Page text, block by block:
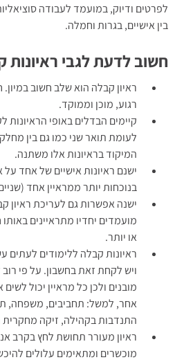
לפרטים ודיוק, במועמד לעבודה
בין אישיים, בגרות וחמלה.
חשוב לדעת לגבי ראיונות
ראיון קבלה הוא שלב חשוב
רגוע, מוכן וממוקד.
קיימים הבדלים באופי הראיונות
לעומת תואר שני כמו גם בין
המיקוד בראיונות אלו משתנה.
ישנם ראיונות אישיים של אחד על
בנוכחות יותר ממראיין אחד
ישנה אפשרות גם לעריכת ראיון
מועמדים יחדיו מתראיינים
או יותר.
ראיונות קבלה ללימודים לעתים
ויש לקחת זאת בחשבון. על פי
מובנים ולכן כל מראיין יכול
אחר, למשל: תחביבים, משפחה,
התנדבות בקהילה, זיקה מחקרית
ראיון מעורר תחושת לחץ בקרב
מוכשרים ומתאימים עלולים